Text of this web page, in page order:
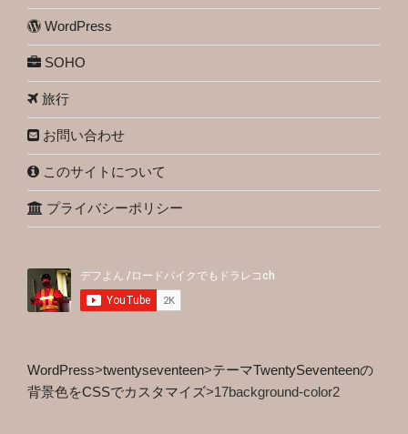
WordPress
SOHO
旅行
お問い合わせ
このサイトについて
プライバシーポリシー
WordPress>twentyseventeen>テーマTwentySeventeenの
背景色をCSSでカスタマイズ>17background-color2